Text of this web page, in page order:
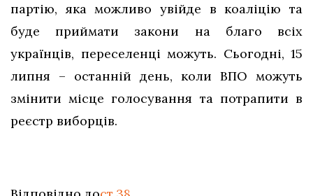
партію, яка можливо увійде в коаліцію та
буде приймати закони на благо всіх
українців, переселенці можуть. Сьогодні, 15
липня – останній день, коли ВПО можуть
змінити місце голосування та потрапити в
реєстр виборців.